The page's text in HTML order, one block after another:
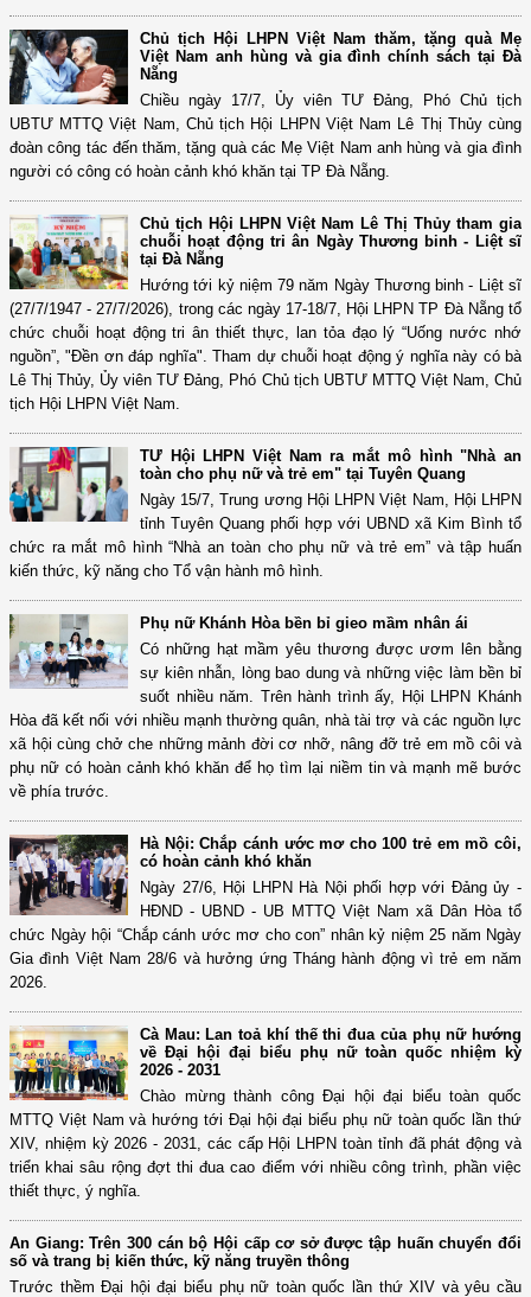
Chủ tịch Hội LHPN Việt Nam thăm, tặng quà Mẹ
Việt Nam anh hùng và gia đình chính sách tại Đà
Nẵng
Chiều ngày 17/7, Ủy viên TƯ Đảng, Phó Chủ tịch
UBTƯ MTTQ Việt Nam, Chủ tịch Hội LHPN Việt Nam Lê Thị Thủy cùng
đoàn công tác đến thăm, tặng quà các Mẹ Việt Nam anh hùng và gia đình
người có công có hoàn cảnh khó khăn tại TP Đà Nẵng.
Chủ tịch Hội LHPN Việt Nam Lê Thị Thủy tham gia
chuỗi hoạt động tri ân Ngày Thương binh - Liệt sĩ
tại Đà Nẵng
Hướng tới kỷ niệm 79 năm Ngày Thương binh - Liệt sĩ
(27/7/1947 - 27/7/2026), trong các ngày 17-18/7, Hội LHPN TP Đà Nẵng tổ
chức chuỗi hoạt động tri ân thiết thực, lan tỏa đạo lý “Uống nước nhớ
nguồn”, "Đền ơn đáp nghĩa". Tham dự chuỗi hoạt động ý nghĩa này có bà
Lê Thị Thủy, Ủy viên TƯ Đảng, Phó Chủ tịch UBTƯ MTTQ Việt Nam, Chủ
tịch Hội LHPN Việt Nam.
TƯ Hội LHPN Việt Nam ra mắt mô hình "Nhà an
toàn cho phụ nữ và trẻ em" tại Tuyên Quang
Ngày 15/7, Trung ương Hội LHPN Việt Nam, Hội LHPN
tỉnh Tuyên Quang phối hợp với UBND xã Kim Bình tổ
chức ra mắt mô hình “Nhà an toàn cho phụ nữ và trẻ em” và tập huấn
kiến thức, kỹ năng cho Tổ vận hành mô hình.
Phụ nữ Khánh Hòa bền bỉ gieo mầm nhân ái
Có những hạt mầm yêu thương được ươm lên bằng
sự kiên nhẫn, lòng bao dung và những việc làm bền bỉ
suốt nhiều năm. Trên hành trình ấy, Hội LHPN Khánh
Hòa đã kết nối với nhiều mạnh thường quân, nhà tài trợ và các nguồn lực
xã hội cùng chở che những mảnh đời cơ nhỡ, nâng đỡ trẻ em mồ côi và
phụ nữ có hoàn cảnh khó khăn để họ tìm lại niềm tin và mạnh mẽ bước
về phía trước.
Hà Nội: Chắp cánh ước mơ cho 100 trẻ em mồ côi,
có hoàn cảnh khó khăn
Ngày 27/6, Hội LHPN Hà Nội phối hợp với Đảng ủy -
HĐND - UBND - UB MTTQ Việt Nam xã Dân Hòa tổ
chức Ngày hội “Chắp cánh ước mơ cho con” nhân kỷ niệm 25 năm Ngày
Gia đình Việt Nam 28/6 và hưởng ứng Tháng hành động vì trẻ em năm
2026.
Cà Mau: Lan toả khí thế thi đua của phụ nữ hướng
về Đại hội đại biểu phụ nữ toàn quốc nhiệm kỳ
2026 - 2031
Chào mừng thành công Đại hội đại biểu toàn quốc
MTTQ Việt Nam và hướng tới Đại hội đại biểu phụ nữ toàn quốc lần thứ
XIV, nhiệm kỳ 2026 - 2031, các cấp Hội LHPN toàn tỉnh đã phát động và
triển khai sâu rộng đợt thi đua cao điểm với nhiều công trình, phần việc
thiết thực, ý nghĩa.
An Giang: Trên 300 cán bộ Hội cấp cơ sở được tập huấn chuyển đổi
số và trang bị kiến thức, kỹ năng truyền thông
Trước thềm Đại hội đại biểu phụ nữ toàn quốc lần thứ XIV và yêu cầu